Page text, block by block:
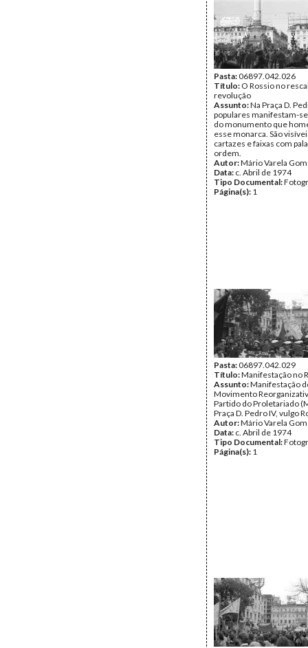
Pasta:06897.042.026
Título: O Rossio no
revolução
Assunto:Na Praça D.
populares manifestam-
do monumento que
esse monarca. São
cartazes e faixas com
ordem.
Autor:Mário Varela
Data: c. Abril de 1974
Tipo Documental:
Página(s): 1
Pasta:06897.042.029
Título:Manifestação no
Assunto:Manifestação
Movimento
Partido do Proletariado
Praça D. Pedro IV, vulgo
Autor:Mário Varela
Data: c. Abril de 1974
Tipo Documental:
Página(s): 1